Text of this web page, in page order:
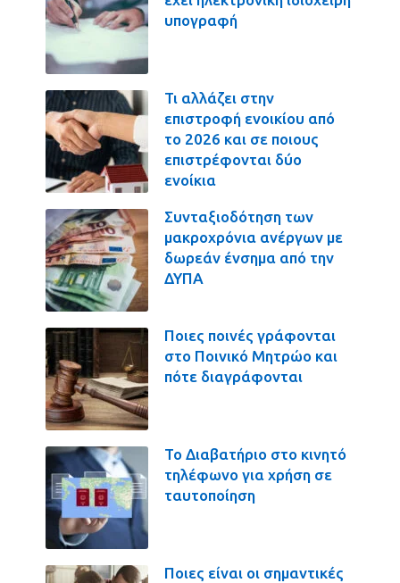
υπογραφή
Τι αλλάζει στην
επιστροφή ενοικίου από
το 2026 και σε ποιους
επιστρέφονται δύο
ενοίκια
Συνταξιοδότηση των
μακροχρόνια ανέργων με
δωρεάν ένσημα από την
ΔΥΠΑ
Ποιες ποινές γράφονται
στο Ποινικό Μητρώο και
πότε διαγράφονται
Το Διαβατήριο στο κινητό
τηλέφωνο για χρήση σε
ταυτοποίηση
Ποιες είναι οι σημαντικές